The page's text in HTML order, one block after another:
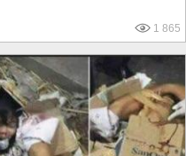
1 865